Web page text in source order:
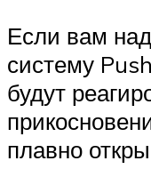
Если вам
систему
будут
плавно